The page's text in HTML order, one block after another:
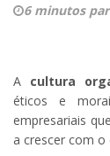
6 minutos
A cultura
éticos e
empresariais
a crescer com